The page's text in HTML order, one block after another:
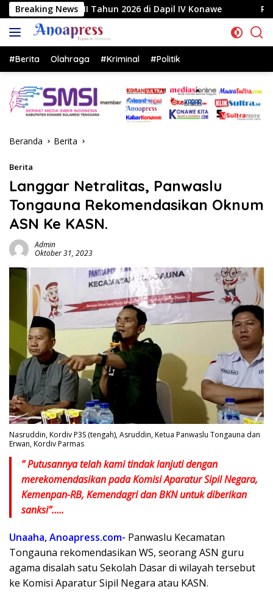
Langsung
ke
konten
Breaking News
2026 di Dapil IV Konawe Reses di Labela,
#Berita Olahraga #Kriminal #Politik
Beranda Berita
Berita
Langgar Netralitas, Panwaslu
Tongauna Rekomendasikan Oknum
ASN Ke KASN.
Admin
Oktober 31, 2023
Nasruddin, Kordiv P3S (tengah), Asruddin, Ketua Panwaslu Tongauna dan
Erwan, Kordiv Parmas
” Putusannya telah kami tindak lanjuti dengan
merekomendasikan pada Komisi Aparatur Sipil Negara,
Kemenpan-RB, Kemendagri dan BKN untuk diberikan
sanksi”…..
Unaaha, Anoapress.com- Panwaslu Kecamatan
Tongauna rekomendasikan WS, seorang ASN guru
agama disalah satu Sekolah Dasar di wilayah tersebut
ke Komisi Aparatur Sipil Negara atau KASN.